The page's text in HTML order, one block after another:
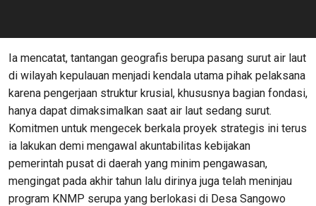
Ia mencatat, tantangan geografis berupa pasang surut air laut
di wilayah kepulauan menjadi kendala utama pihak pelaksana
karena pengerjaan struktur krusial, khususnya bagian fondasi,
hanya dapat dimaksimalkan saat air laut sedang surut.
Komitmen untuk mengecek berkala proyek strategis ini terus
ia lakukan demi mengawal akuntabilitas kebijakan
pemerintah pusat di daerah yang minim pengawasan,
mengingat pada akhir tahun lalu dirinya juga telah meninjau
program KNMP serupa yang berlokasi di Desa Sangowo